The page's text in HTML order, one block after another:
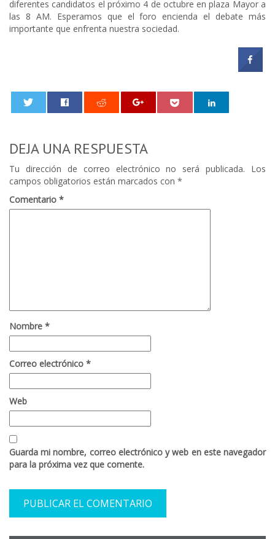
diferentes candidatos el próximo 4 de octubre en plaza Mayor a
las 8 AM. Esperamos que el foro encienda el debate más
importante que enfrenta nuestra sociedad.
DEJA UNA RESPUESTA
Tu dirección de correo electrónico no será publicada.
Los
campos obligatorios están marcados con *
Comentario *
Nombre *
Correo electrónico *
Web
Guarda mi nombre, correo electrónico y web en este navegador
para la próxima vez que comente.